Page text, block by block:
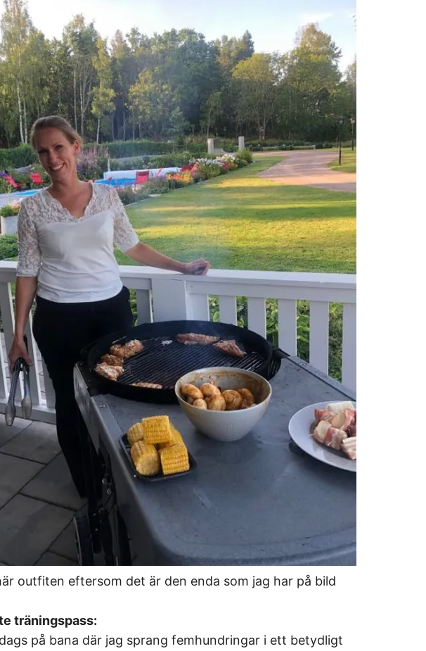
outfiten eftersom det är den enda som jag har på bild
träningspass:
på bana där jag sprang femhundringar i ett betydligt